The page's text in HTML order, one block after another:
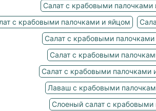
Салат с крабовыми палочками
с крабовыми палочками и яйцом
Салат с крабовыми
Салат с крабовыми
Салат с крабовыми палочками
Лаваш с крабовыми
Слоеный салат с крабовыми